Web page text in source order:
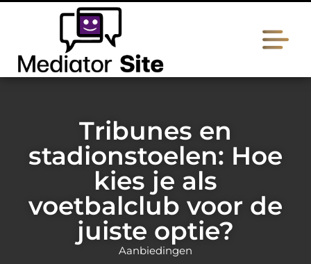
Tribunes en
stadionstoelen: Hoe
kies je als
voetbalclub voor de
juiste optie?
Aanbiedingen